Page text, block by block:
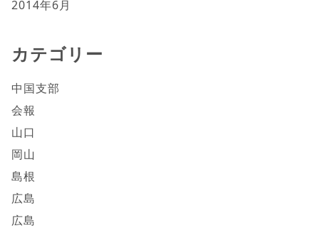
2014年6月
カテゴリー
中国支部
会報
山口
岡山
島根
広島
広島